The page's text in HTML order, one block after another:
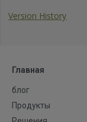
Version History
Главная
блог
Продукты